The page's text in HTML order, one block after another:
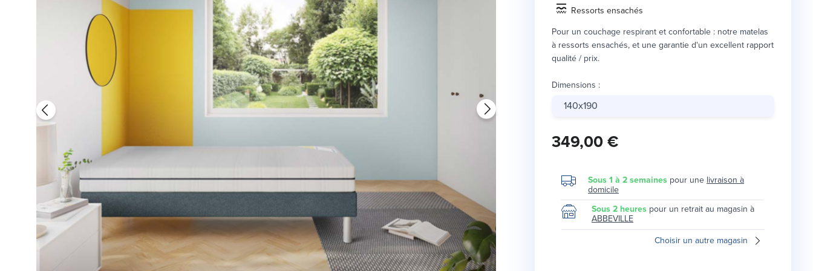
Ressorts ensachés
Pour un couchage respirant et confortable : notre matelas
à ressorts ensachés, et une garantie d'un excellent rapport
qualité / prix.
Dimensions :
140x190
349,00 €
Sous 1 à 2 semaines pour unelivraison à
domicile
Sous 2 heures pour un retrait au magasin à
ABBEVILLE
Choisir un autre magasin